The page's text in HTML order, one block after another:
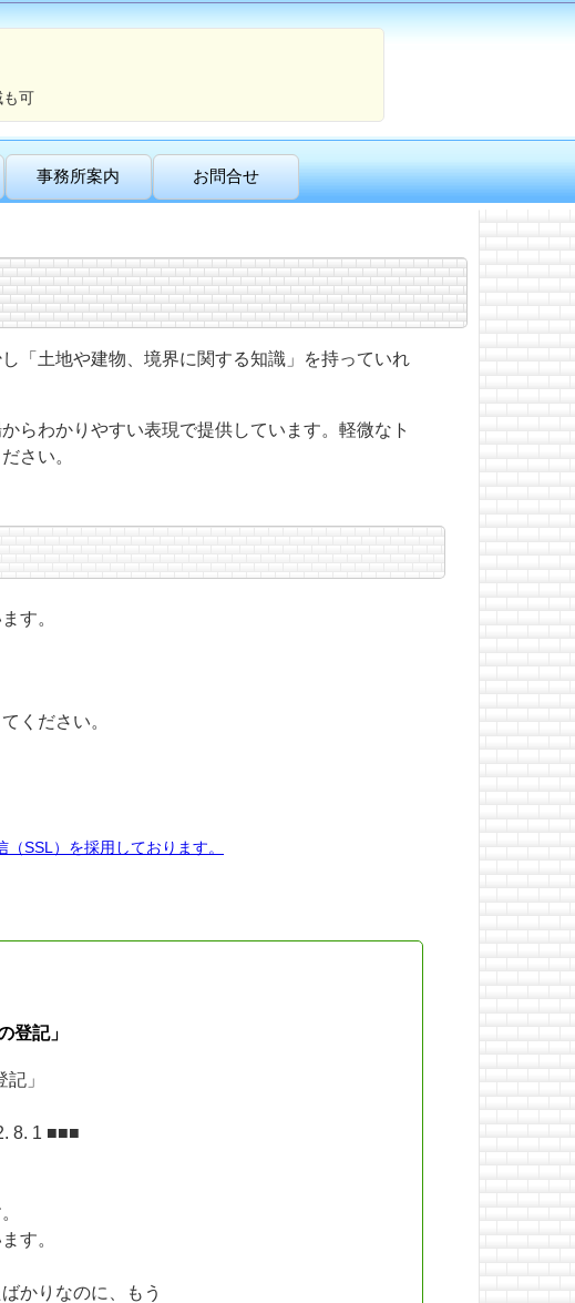
可
事務所案内 お問合せ
「土地や建物、境界に関する知識」を持っていれ
らわかりやすい表現で提供しています。軽微なト
さい。
す。
ください。
SSL）を採用しております。
登記」
」
8. 1 ■■■
す。
かりなのに、もう